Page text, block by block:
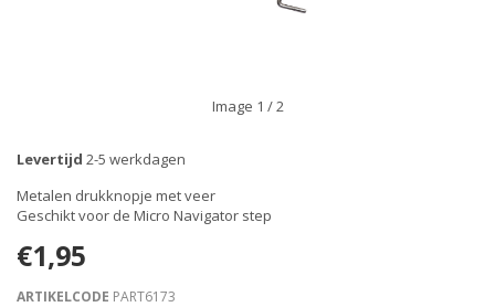
Image 1 / 2
Levertijd 2-5 werkdagen
Metalen drukknopje met veer
Geschikt voor de Micro Navigator step
€1,95
ARTIKELCODE PART6173